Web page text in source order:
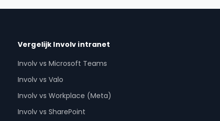
Vergelijk Involv intranet
Involv vs Microsoft Teams
Involv vs Valo
Involv vs Workplace (Meta)
Involv vs SharePoint